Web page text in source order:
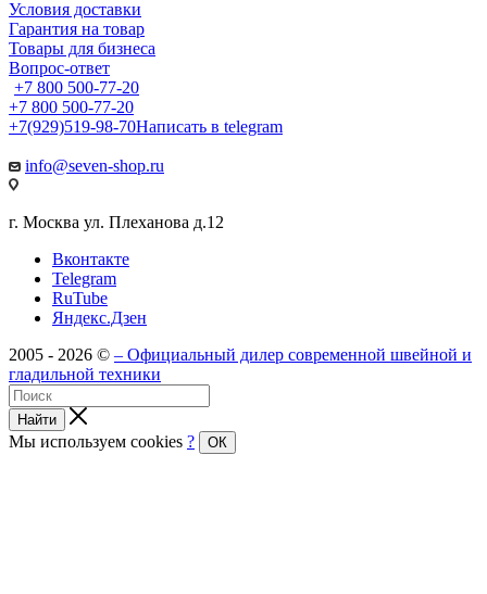
Условия доставки
Гарантия на товар
Товары для бизнеса
Вопрос-ответ
+7 800 500-77-20
+7 800 500-77-20
+7(929)519-98-70Написать в telegram
info@seven-shop.ru
г. Москва ул. Плеханова д.12
Вконтакте
Telegram
RuTube
Яндекс.Дзен
2005 - 2026 © – Официальный дилер современной швейной и
гладильной техники
Найти
Мы используем cookies ? ОК